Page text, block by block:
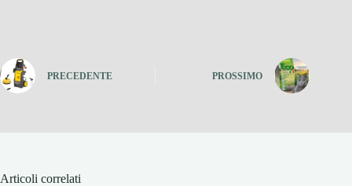
PRECEDENTE PROSSIMO
Articoli correlati